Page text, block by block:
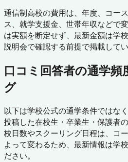
通信制高校の費用は、年度、コー
ス、就学支援金、世帯年収などで
は実額を断定せず、最新金額は学
説明会で確認する前提で掲載してい
口コミ回答者の通学頻
グ
以下は学校公式の通学条件ではな
投稿した在校生・卒業生・保護者
校日数やスクーリング日程は、コ
よって変わるため、最新情報は学
ださい。